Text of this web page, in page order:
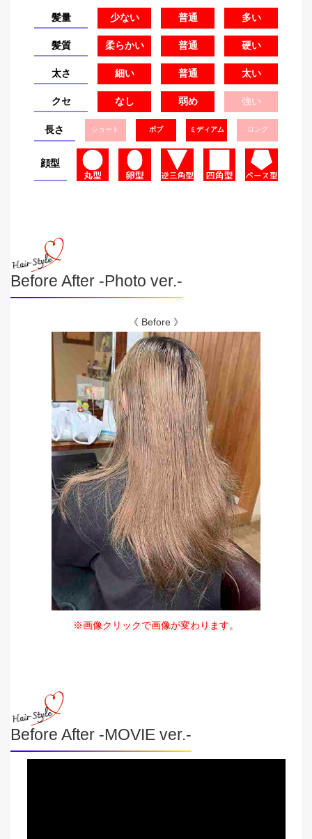
髪量 少ない 普通 多い
髪質 柔らかい 普通 硬い
太さ 細い 普通 太い
クセ なし 弱め 強い
長さ ショート ボブ ミディアム ロング
顔型
Before After -Photo ver.-
《 Before 》
※画像クリックで画像が変わります。
Before After -MOVIE ver.-